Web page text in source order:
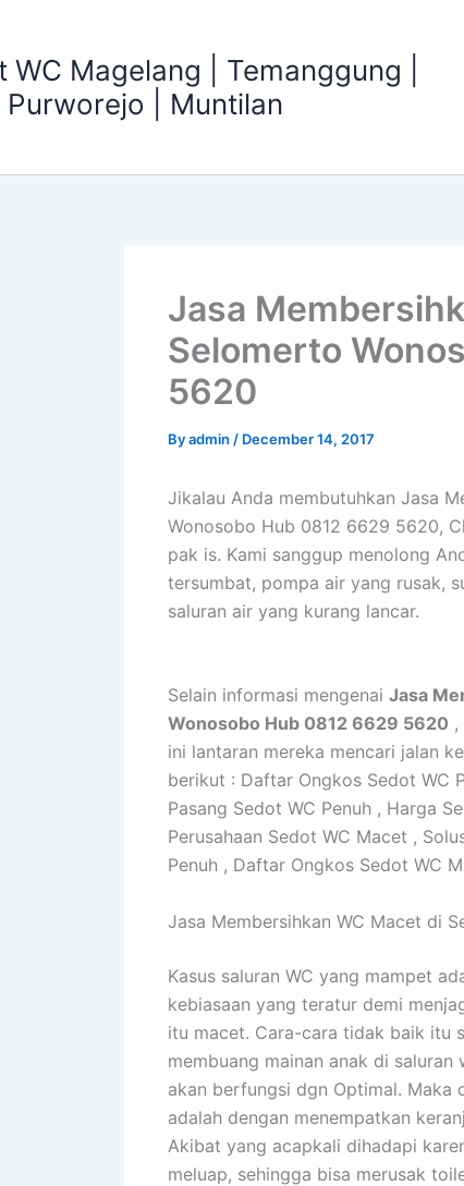
WC Magelang | Temanggung |
Purworejo | Muntilan
Jasa
Selomerto
5620
Byadmin / December 14, 2017
Jikalau Anda membutuhkan Jasa
Wonosobo Hub 0812 6629 5620,
pak is. Kami sanggup menolong
tersumbat, pompa air yang rusak,
saluran air yang kurang lancar.
Selain informasi mengenai Jasa
Wonosobo Hub 0812 6629 5620 ,
ini lantaran mereka mencari jalan
berikut : Daftar Ongkos Sedot WC
Pasang Sedot WC Penuh , Harga
Perusahaan Sedot WC Macet ,
Penuh , Daftar Ongkos Sedot WC
Jasa Membersihkan WC Macet di
Kasus saluran WC yang mampet
kebiasaan yang teratur demi
itu macet. Cara-cara tidak baik itu
membuang mainan anak di
akan berfungsi dgn Optimal. Maka
adalah dengan menempatkan
Akibat yang acapkali dihadapi
meluap, sehingga bisa merusak